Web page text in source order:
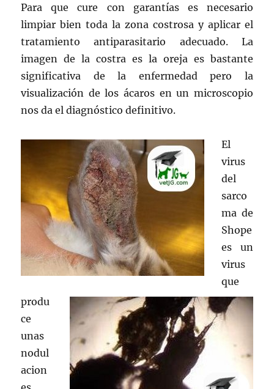
Para que cure con garantías es necesario
limpiar bien toda la zona costrosa y aplicar el
tratamiento antiparasitario adecuado. La
imagen de la costra es la oreja es bastante
significativa de la enfermedad pero la
visualización de los ácaros en un microscopio
nos da el diagnóstico definitivo.
El
virus
del
sarco
ma de
Shope
es un
virus
que
produ
ce
unas
nodul
acion